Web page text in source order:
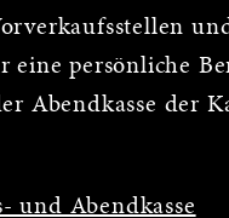
persönliche
Abendkasse der
und Abendkasse